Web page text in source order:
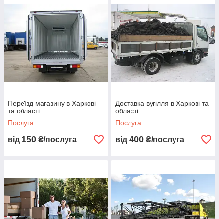
Переїзд магазину в Харкові
та області
Послуга
від 150 ₴/послуга
Доставка вугілля в Харкові та
області
Послуга
від 400 ₴/послуга